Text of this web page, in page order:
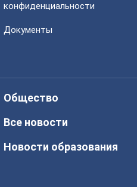
конфиденциальности
Документы
Общество
Все новости
Новости образования